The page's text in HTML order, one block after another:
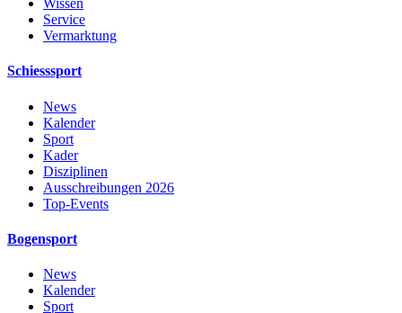
Wissen
Service
Vermarktung
Schiesssport
News
Kalender
Sport
Kader
Disziplinen
Ausschreibungen 2026
Top-Events
Bogensport
News
Kalender
Sport